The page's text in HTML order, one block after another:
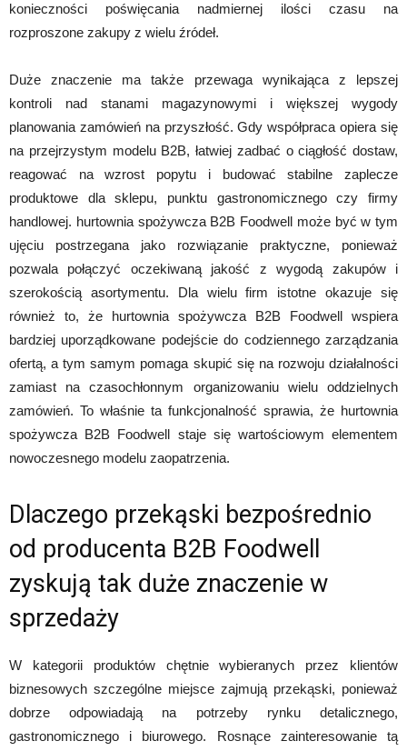
konieczności poświęcania nadmiernej ilości czasu na
rozproszone zakupy z wielu źródeł.
Duże znaczenie ma także przewaga wynikająca z lepszej
kontroli nad stanami magazynowymi i większej wygody
planowania zamówień na przyszłość. Gdy współpraca opiera się
na przejrzystym modelu B2B, łatwiej zadbać o ciągłość dostaw,
reagować na wzrost popytu i budować stabilne zaplecze
produktowe dla sklepu, punktu gastronomicznego czy firmy
handlowej. hurtownia spożywcza B2B Foodwell może być w tym
ujęciu postrzegana jako rozwiązanie praktyczne, ponieważ
pozwala połączyć oczekiwaną jakość z wygodą zakupów i
szerokością asortymentu. Dla wielu firm istotne okazuje się
również to, że hurtownia spożywcza B2B Foodwell wspiera
bardziej uporządkowane podejście do codziennego zarządzania
ofertą, a tym samym pomaga skupić się na rozwoju działalności
zamiast na czasochłonnym organizowaniu wielu oddzielnych
zamówień. To właśnie ta funkcjonalność sprawia, że hurtownia
spożywcza B2B Foodwell staje się wartościowym elementem
nowoczesnego modelu zaopatrzenia.
Dlaczego przekąski bezpośrednio
od producenta B2B Foodwell
zyskują tak duże znaczenie w
sprzedaży
W kategorii produktów chętnie wybieranych przez klientów
biznesowych szczególne miejsce zajmują przekąski, ponieważ
dobrze odpowiadają na potrzeby rynku detalicznego,
gastronomicznego i biurowego. Rosnące zainteresowanie tą